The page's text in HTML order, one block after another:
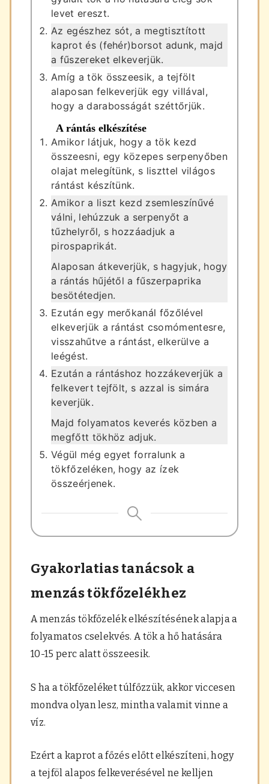
levet ereszt.
Az egészhez sót, a megtisztított
kaprot és (fehér)borsot adunk, majd
a fűszereket elkeverjük.
Amíg a tök összeesik, a tejfölt
alaposan felkeverjük egy villával,
hogy a darabosságát széttőrjük.
A rántás elkészítése
Amikor látjuk, hogy a tök kezd
összeesni, egy közepes serpenyőben
olajat melegítünk, s liszttel világos
rántást készítünk.
Amikor a liszt kezd zsemleszínűvé
válni, lehúzzuk a serpenyőt a
tűzhelyről, s hozzáadjuk a
pirospaprikát.
Alaposan átkeverjük, s hagyjuk, hogy
a rántás hűjétől a fűszerpaprika
besötétedjen.
Ezután egy merőkanál főzőlével
elkeverjük a rántást csomómentesre,
visszahűtve a rántást, elkerülve a
leégést.
Ezután a rántáshoz hozzákeverjük a
felkevert tejfölt, s azzal is simára
keverjük.
Majd folyamatos keverés közben a
megfőtt tökhöz adjuk.
Végül még egyet forralunk a
tökfőzeléken, hogy az ízek
összeérjenek.
Gyakorlatias tanácsok a
menzás tökfőzelékhez
A menzás tökfőzelék elkészítésének alapja a
folyamatos cselekvés. A tök a hő hatására
10-15 perc alatt összeesik.
S ha a tökfőzeléket túlfőzzük, akkor viccesen
mondva olyan lesz, mintha valamit vinne a
víz.
Ezért a kaprot a főzés előtt elkészíteni, hogy
a tejföl alapos felkeverésével ne kelljen